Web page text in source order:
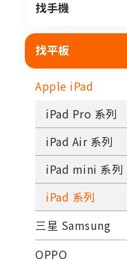
找手機
找平板
Apple iPad
iPad Pro 系列
iPad Air 系列
iPad mini 系列
iPad 系列
三星 Samsung
OPPO